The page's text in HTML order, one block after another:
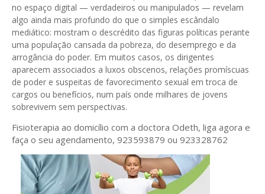
no espaço digital — verdadeiros ou manipulados — revelam
algo ainda mais profundo do que o simples escândalo
mediático: mostram o descrédito das figuras políticas perante
uma população cansada da pobreza, do desemprego e da
arrogância do poder. Em muitos casos, os dirigentes
aparecem associados a luxos obscenos, relações promíscuas
de poder e suspeitas de favorecimento sexual em troca de
cargos ou benefícios, num país onde milhares de jovens
sobrevivem sem perspectivas.
Fisioterapia ao domicílio com a doctora Odeth, liga agora e
faça o seu agendamento, 923593879 ou 923328762